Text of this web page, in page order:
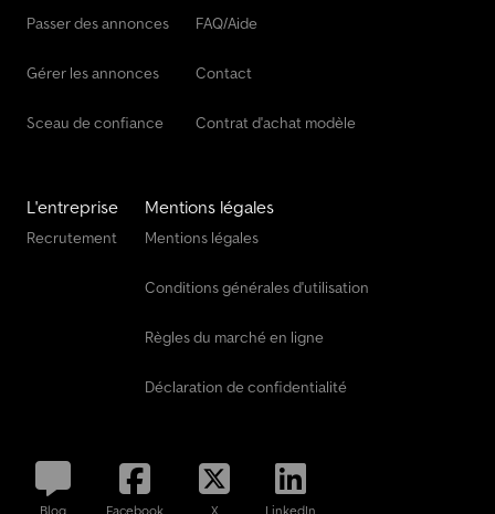
Passer des annonces
Gérer les annonces
Sceau de confiance
FAQ/Aide
Contact
Contrat d'achat modèle
L'entreprise
Recrutement
Mentions légales
Mentions légales
Conditions générales d'utilisation
Règles du marché en ligne
Déclaration de confidentialité
Blog Facebook X LinkedIn